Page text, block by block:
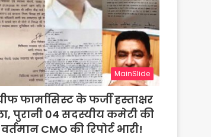
MainSlide
फार्मासिस्ट के फर्जी हस्ताक्षर
पुरानी 04 सदस्यीय कमेटी की
वर्तमान CMO की रिपोर्ट भारी!